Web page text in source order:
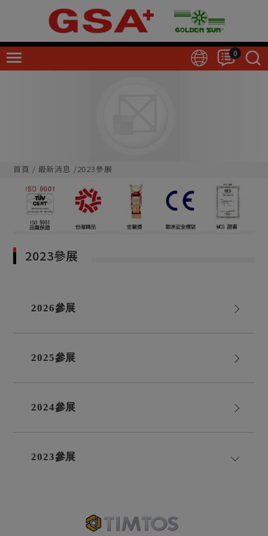
0
首頁 最新消息 2023參展
2023參展
2026參展
2025參展
2024參展
2023參展
Cookie管理面板